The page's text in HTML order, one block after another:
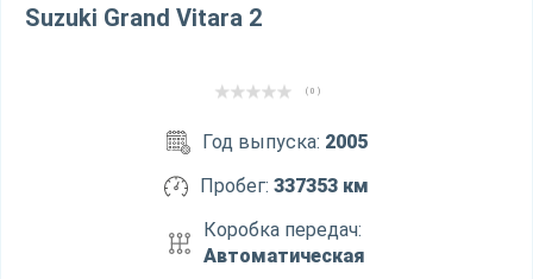
Suzuki Grand Vitara 2
( 0 )
Год выпуска: 2005
Пробег: 337353 км
Коробка передач:
Автоматическая